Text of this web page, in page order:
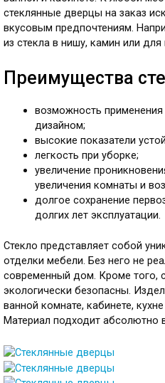
стеклянные дверцы на заказ
вкусовым предпочтениям.
из стекла в нишу, камин или
Преимущества
возможность
дизайном;
высокие показатели
легкость при уборке;
увеличение
увеличения комнаты и
долгое сохранение
долгих лет эксплуатации.
Стекло представляет собой
отделки мебели. Без него не
современный дом. Кроме того,
экологически безопасны.
ванной комнате, кабинете,
Материал подходит абсолютно